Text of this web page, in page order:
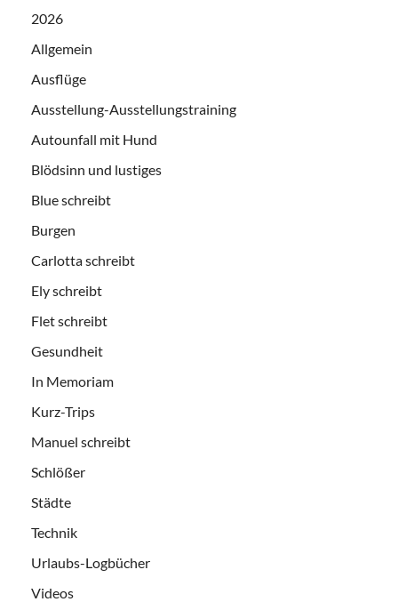
2026
Allgemein
Ausflüge
Ausstellung-Ausstellungstraining
Autounfall mit Hund
Blödsinn und lustiges
Blue schreibt
Burgen
Carlotta schreibt
Ely schreibt
Flet schreibt
Gesundheit
In Memoriam
Kurz-Trips
Manuel schreibt
Schlößer
Städte
Technik
Urlaubs-Logbücher
Videos